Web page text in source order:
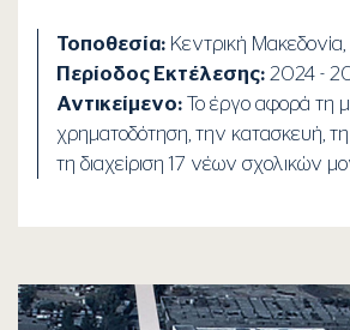
Τοποθεσία: Κεντρική
Περίοδος Εκτέλεσης: 2024 -
Αντικείμενο: Το έργο αφορά τη
χρηματοδότηση, την κατασκευή,
τη διαχείριση 17 νέων σχολικών